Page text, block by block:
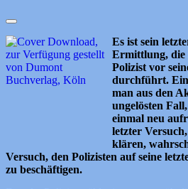
Es ist sein
Ermittlung, die
Polizist vor
durchführt.
man aus den
ungelösten
einmal neu
letzter
klären,
Versuch, den Polizisten auf seine
zu beschäftigen.